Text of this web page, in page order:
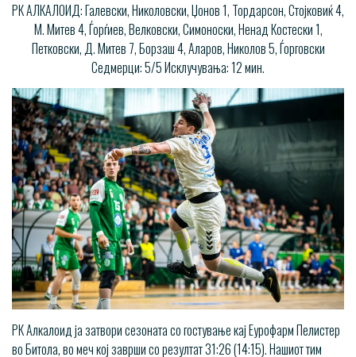
РК АЛКАЛОИД: Галевски, Николовски, Џонов 1, Тордарсон, Стојковиќ 4,
М. Митев 4, Ѓорѓиев, Велковски, Симоноски, Ненад Костески 1,
Петковски, Д. Митев 7, Борзаш 4, Аларов, Николов 5, Ѓорговски
Седмерци: 5/5 Исклучувања: 12 мин.
РК Алкалоид ја затвори сезоната со гостување кај Еурофарм Пелистер
во Битола, во меч кој заврши со резултат 31:26 (14:15). Нашиот тим